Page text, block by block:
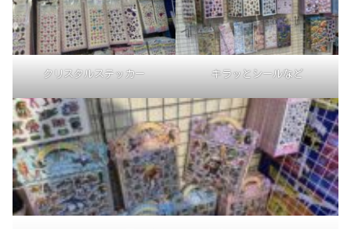
クリスタルステッカー キラッとシールなど